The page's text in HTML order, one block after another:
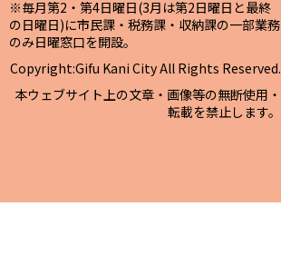
※毎月第2・第4日曜日(3月は第2日曜日と最終
の日曜日)に市民課・税務課・収納課の一部業務
のみ日曜窓口を開設。
Copyright:Gifu Kani City All Rights Reserved.
本ウェブサイト上の文章・画像等の無断使用・
転載を禁止します。